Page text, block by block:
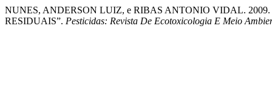
NUNES, ANDERSON LUIZ, e RIBAS ANTONIO VIDAL.
RESIDUAIS”. Pesticidas: Revista De Ecotoxicologia E Meio